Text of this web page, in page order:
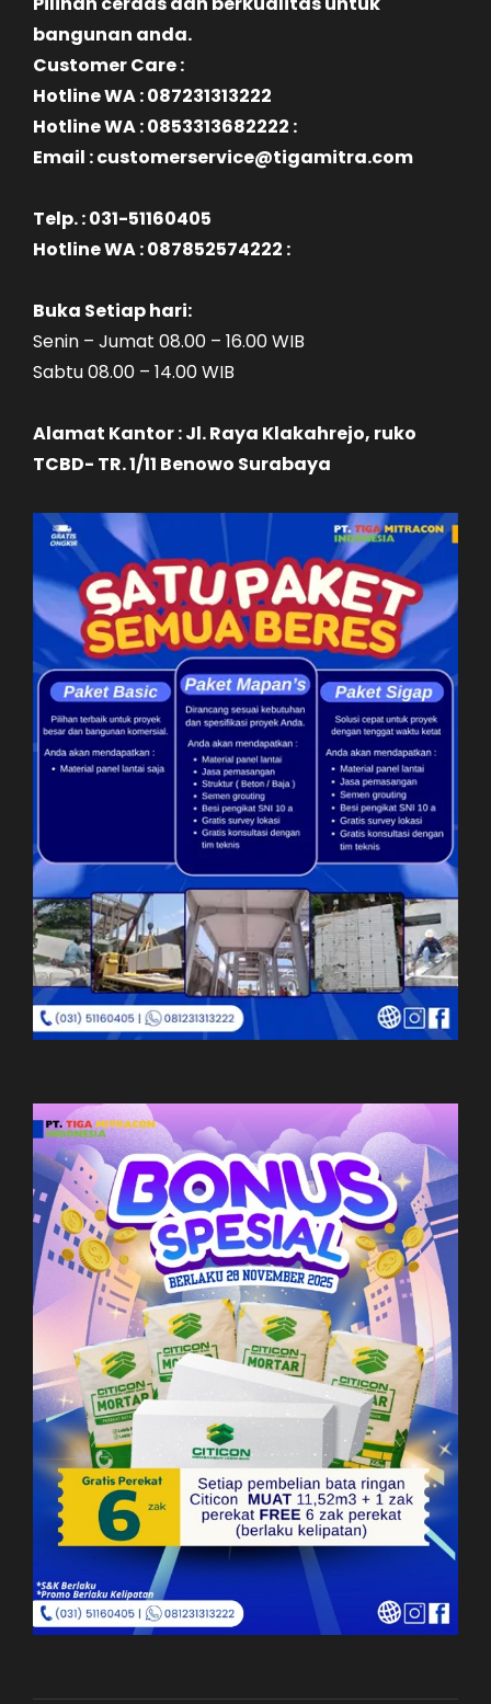
bangunan anda.
Customer Care :
Hotline WA : 087231313222
Hotline WA : 0853313682222 :
Email : customerservice@tigamitra.com
Telp. : 031-51160405
Hotline WA : 087852574222 :
Buka Setiap hari:
Senin – Jumat 08.00 – 16.00 WIB
Sabtu 08.00 – 14.00 WIB
Alamat Kantor : Jl. Raya Klakahrejo, ruko
TCBD- TR. 1/11 Benowo Surabaya